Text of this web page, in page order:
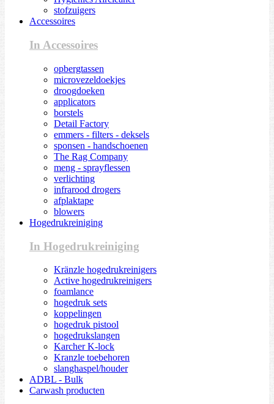
stofzuigers
Accessoires
In Accessoires
opbergtassen
microvezeldoekjes
droogdoeken
applicators
borstels
Detail Factory
emmers - filters - deksels
sponsen - handschoenen
The Rag Company
meng - sprayflessen
verlichting
infrarood drogers
afplaktape
blowers
Hogedrukreiniging
In Hogedrukreiniging
Kränzle hogedrukreinigers
Active hogedrukreinigers
foamlance
hogedruk sets
koppelingen
hogedruk pistool
hogedrukslangen
Karcher K-lock
Kranzle toebehoren
slanghaspel/houder
ADBL - Bulk
Carwash producten